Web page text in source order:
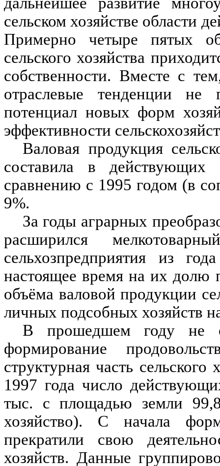
сельском хозяйстве области
Примерно четыре пятых
сельского хозяйства
собственности. Вместе с
отраслевые тенденции не
потенциал новых форм
эффективности
Валовая продукция
составила в
сравнению с 1995 годом (в
9%.
За годы аграрных
расширился
сельхозпредприятия из
настоящее время на их долю
объёма валовой продукции
личных подсобных хозяйств
В прошедшем году не
формирование
структурная часть
1997 года число
тыс. с площадью земли
хозяйство). С начала
прекратили свою
хозяйств. Данные